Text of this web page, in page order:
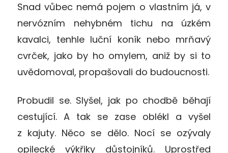
Snad vůbec nemá pojem o vlastním já, v
nervózním nehybném tichu na úzkém
kavalci, tenhle luční koník nebo mrňavý
cvrček, jako by ho omylem, aniž by si to
uvědomoval, propašovali do budoucnosti.
Probudil se. Slyšel, jak po chodbě běhají
cestující. A tak se zase oblékl a vyšel
z kajuty. Něco se dělo. Nocí se ozývaly
opilecké výkřiky důstojníků. Uprostřed